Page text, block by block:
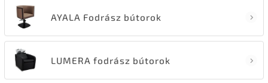
AYALA Fodrász bútorok
LUMERA fodrász bútorok